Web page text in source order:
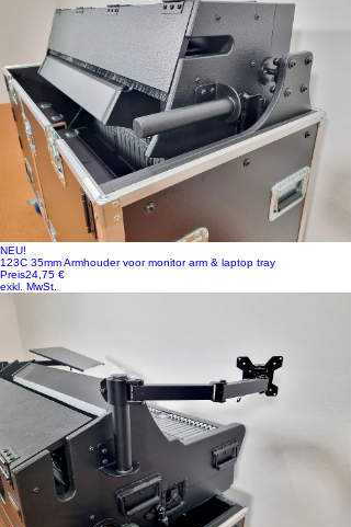
NEU!
123C 35mm Armhouder voor monitor arm & laptop tray
Preis24,75 €
exkl. MwSt.